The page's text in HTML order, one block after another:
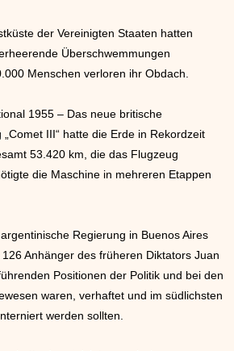
der Vereinigten Staaten hatten
Überschwemmungen
Menschen verloren ihr Obdach.
1955 – Das neue britische
III“ hatte die Erde in Rekordzeit
53.420 km, die das Flugzeug
die Maschine in mehreren Etappen
Regierung in Buenos Aires
Anhänger des früheren Diktators Juan
Positionen der Politik und bei den
waren, verhaftet und im südlichsten
werden sollten.